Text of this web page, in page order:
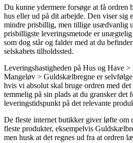
Du kunne ydermere forsøge at få ordren
hus eller ud på dit arbejde. Den viser sig
mindre prisbillig, men tillige usædvanlig
prisbilligste leveringsmetode er
som dog står og falder med at du
selskabets tilholdssted.
Leveringshastigheden på Hus og Have
Mangeløv > Guldskælbregne er
hvis vi absolut skal bruge ordren med
temmelig på sin plads at du gransker det
leveringstidspunkt på det relevante
De fleste internet butikker giver løfte om
fleste produkter, eksempelvis
men husk at det regnes ud fra at ordren